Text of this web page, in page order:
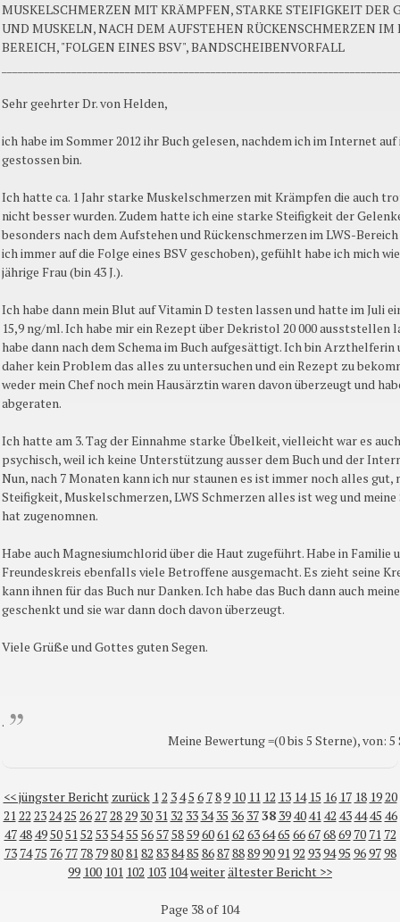
MUSKELSCHMERZEN MIT KRÄMPFEN, STARKE STEIFIGKEIT DER
UND MUSKELN, NACH DEM AUFSTEHEN RÜCKENSCHMERZEN IM
BEREICH, "FOLGEN EINES BSV", BANDSCHEIBENVORFALL
Sehr geehrter Dr. von Helden,
ich habe im Sommer 2012 ihr Buch gelesen, nachdem ich im Internet auf
gestossen bin.
Ich hatte ca. 1 Jahr starke Muskelschmerzen mit Krämpfen die auch
nicht besser wurden. Zudem hatte ich eine starke Steifigkeit der
besonders nach dem Aufstehen und Rückenschmerzen im LWS-
ich immer auf die Folge eines BSV geschoben), gefühlt habe ich mich
jährige Frau (bin 43 J.).
Ich habe dann mein Blut auf Vitamin D testen lassen und hatte im Juli
15,9 ng/ml. Ich habe mir ein Rezept über Dekristol 20 000 ausststellen
habe dann nach dem Schema im Buch aufgesättigt. Ich bin Arzthelferin
daher kein Problem das alles zu untersuchen und ein Rezept zu
weder mein Chef noch mein Hausärztin waren davon überzeugt und
abgeraten.
Ich hatte am 3. Tag der Einnahme starke Übelkeit, vielleicht war es
psychisch, weil ich keine Unterstützung ausser dem Buch und der
Nun, nach 7 Monaten kann ich nur staunen es ist immer noch alles gut,
Steifigkeit, Muskelschmerzen, LWS Schmerzen alles ist weg und
hat zugenomnen.
Habe auch Magnesiumchlorid über die Haut zugeführt. Habe in Familie
Freundeskreis ebenfalls viele Betroffene ausgemacht. Es zieht seine
kann ihnen für das Buch nur Danken. Ich habe das Buch dann auch
geschenkt und sie war dann doch davon überzeugt.
Viele Grüße und Gottes guten Segen.
.
Meine Bewertung =(0 bis 5 Sterne), von: 5
<< jüngster Bericht zurück 12 345 6 789 10 11 12 13 14 15 16 17 18 1920
2122 232425 26272829 30 31 32 33 34 35 36 3738 39404142 434445 46
474849505152 535455 56575859606162 636465 66676869 70 71 72
73 74 75 76 77 78 79808182 838485 86878889909192 939495 969798
99 100 101 102 103 104weiterältester Bericht >>
Page 38 of 104